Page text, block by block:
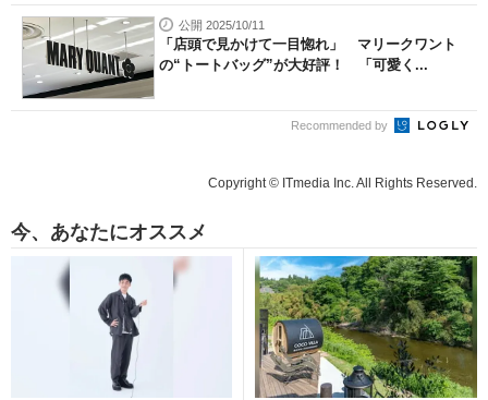
公開 2025/10/11
「店頭で見かけて一目惚れ」 マリークワント
の“トートバッグ”が大好評！ 「可愛く...
Recommended by
Copyright © ITmedia Inc. All Rights Reserved.
今、あなたにオススメ